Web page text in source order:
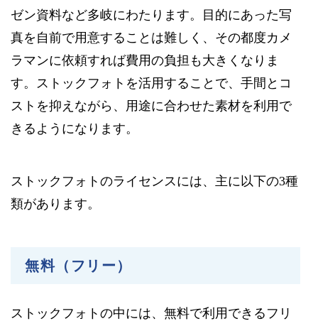
ゼン資料など多岐にわたります。目的にあった写
真を自前で用意することは難しく、その都度カメ
ラマンに依頼すれば費用の負担も大きくなりま
す。ストックフォトを活用することで、手間とコ
ストを抑えながら、用途に合わせた素材を利用で
きるようになります。
ストックフォトのライセンスには、主に以下の3種
類があります。
無料（フリー）
ストックフォトの中には、無料で利用できるフリ